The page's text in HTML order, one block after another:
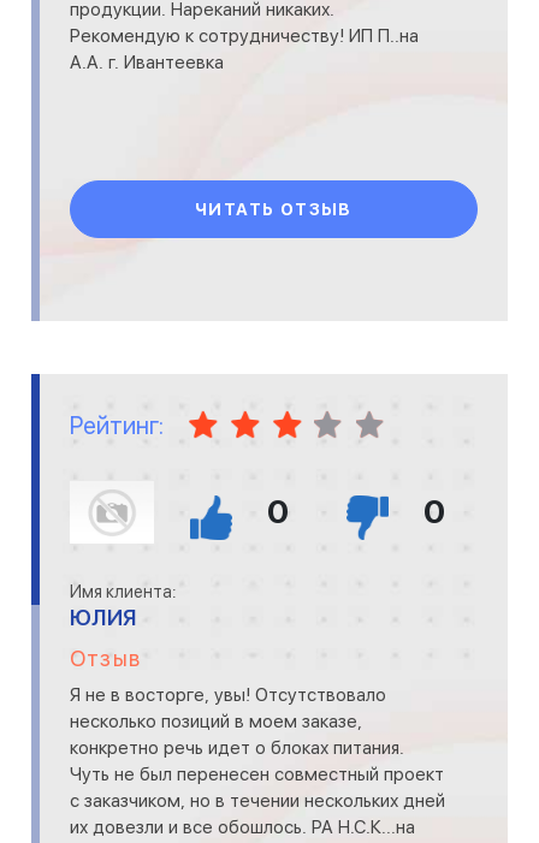
продукции. Нареканий никаких.
Рекомендую к сотрудничеству! ИП П..на
А.А. г. Ивантеевка
ЧИТАТЬ ОТЗЫВ
Рейтинг:
0 0
Имя клиента:
ЮЛИЯ
Отзыв
Я не в восторге, увы! Отсутствовало
несколько позиций в моем заказе,
конкретно речь идет о блоках питания.
Чуть не был перенесен совместный проект
с заказчиком, но в течении нескольких дней
их довезли и все обошлось. РА Н.С.К...на